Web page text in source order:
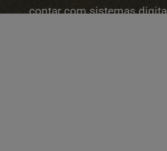
contar com sistemas